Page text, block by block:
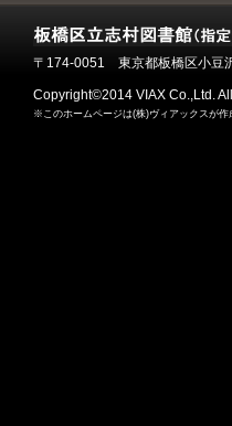
〒174-0051 東京都板橋区小豆
Copyright©2014 VIAX Co.,Ltd.
※このホームページは(株)ヴィアックスが作